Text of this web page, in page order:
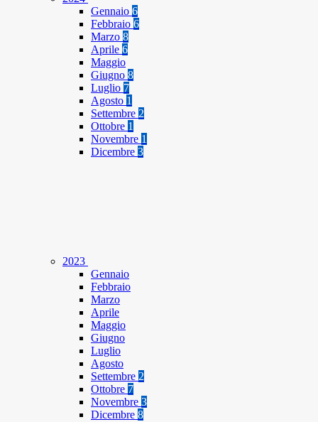
Gennaio 6
Febbraio 6
Marzo 8
Aprile 6
Maggio
Giugno 8
Luglio 7
Agosto 1
Settembre 2
Ottobre 1
Novembre 1
Dicembre 3
2023
Gennaio
Febbraio
Marzo
Aprile
Maggio
Giugno
Luglio
Agosto
Settembre 2
Ottobre 7
Novembre 3
Dicembre 8